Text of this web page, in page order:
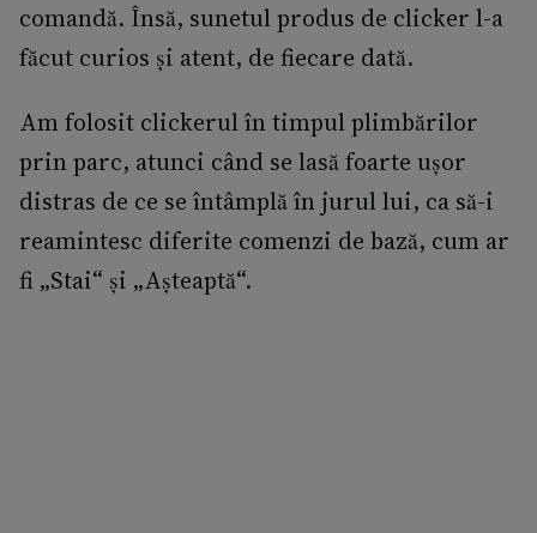
comandă. Însă, sunetul produs de clicker l-a
făcut curios și atent, de fiecare dată.
Am folosit clickerul în timpul plimbărilor
prin parc, atunci când se lasă foarte ușor
distras de ce se întâmplă în jurul lui, ca să-i
reamintesc diferite comenzi de bază, cum ar
fi „Stai“ și „Așteaptă“.